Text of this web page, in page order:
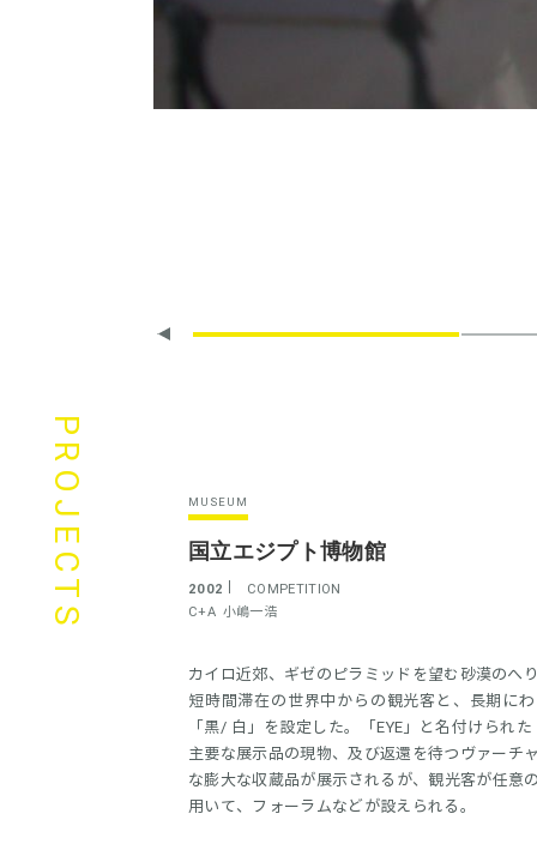
PROJECTS MUSEUM
国立エジプト博物館
2002
COMPETITION
C+A 小嶋一浩
カイロ近郊、ギゼのピラミッドを望む砂漠のへ
短時間滞在の世界中からの観光客と、長期に
「黒/ 白」を設定した。「EYE」と名付けられ
主要な展示品の現物、及び返還を待つヴァーチ
な膨大な収蔵品が展示されるが、観光客が任意
用いて、フォーラムなどが設えられる。